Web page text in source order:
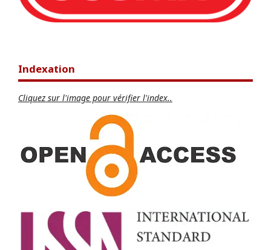
Indexation
Cliquez sur l'image pour vérifier l'index..